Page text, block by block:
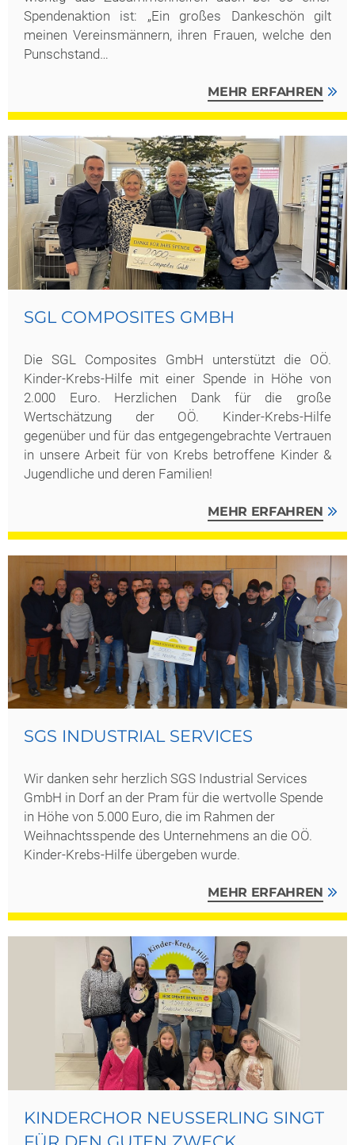
Spendenaktion ist: „Ein großes Dankeschön gilt
meinen Vereinsmännern, ihren Frauen, welche den
Punschstand…
MEHR ERFAHREN
SGL COMPOSITES GMBH
Die SGL Composites GmbH unterstützt die OÖ.
Kinder-Krebs-Hilfe mit einer Spende in Höhe von
2.000 Euro. Herzlichen Dank für die große
Wertschätzung der OÖ. Kinder-Krebs-Hilfe
gegenüber und für das entgegengebrachte Vertrauen
in unsere Arbeit für von Krebs betroffene Kinder &
Jugendliche und deren Familien!
MEHR ERFAHREN
SGS INDUSTRIAL SERVICES
Wir danken sehr herzlich SGS Industrial Services
GmbH in Dorf an der Pram für die wertvolle Spende
in Höhe von 5.000 Euro, die im Rahmen der
Weihnachtsspende des Unternehmens an die OÖ.
Kinder-Krebs-Hilfe übergeben wurde.
MEHR ERFAHREN
KINDERCHOR NEUSSERLING SINGT F